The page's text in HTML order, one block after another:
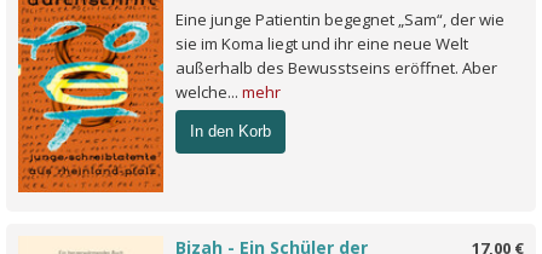
Eine junge Patientin begegnet „Sam“, der wie
sie im Koma liegt und ihr eine neue Welt
außerhalb des Bewusstseins eröffnet. Aber
welche... mehr
In den Korb
17,00 €
Bizah - Ein Schüler der